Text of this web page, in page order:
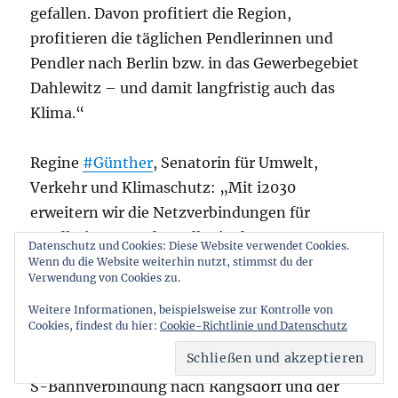
gefallen. Davon profitiert die Region,
profitieren die täglichen Pendlerinnen und
Pendler nach Berlin bzw. in das Gewerbegebiet
Dahlewitz – und damit langfristig auch das
Klima.“
Regine #Günther, Senatorin für Umwelt,
Verkehr und Klimaschutz: „Mit i2030
erweitern wir die Netzverbindungen für
Pendlerinnen und Pendler in der
Metropolregion Berlin-Brandenburg. Hiermit
kommen wir unserem Ziel näher, auch für die
Menschen in den stark wachsenden
Nachbargemeinden künftig bessere
klimafreundliche Anbindungen zu schaffen. Die
S-Bahnverbindung nach Rangsdorf und der
Datenschutz und Cookies: Diese Website verwendet Cookies.
Wenn du die Website weiterhin nutzt, stimmst du der
Verwendung von Cookies zu.
Weitere Informationen, beispielsweise zur Kontrolle von
Cookies, findest du hier: Cookie-Richtlinie und Datenschutz